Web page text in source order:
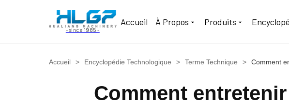
- since 1985 -
Accueil À Propos Produits
Accueil > Encyclopédie Technologique > Terme Technique > Comment
Comment